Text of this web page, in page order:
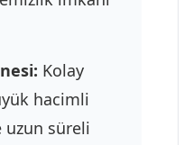
Kolay
hacimli
uzun süreli